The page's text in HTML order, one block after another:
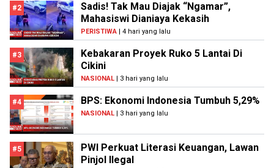
#2
Sadis! Tak Mau Diajak “Ngamar”,
Mahasiswi Dianiaya Kekasih
PERISTIWA | 4 hari yang lalu
#3
Kebakaran Proyek Ruko 5 Lantai Di
Cikini
NASIONAL | 3 hari yang lalu
#4 BPS: Ekonomi Indonesia Tumbuh 5,29%
NASIONAL | 3 hari yang lalu
#5
PWI Perkuat Literasi Keuangan, Lawan
Pinjol Ilegal